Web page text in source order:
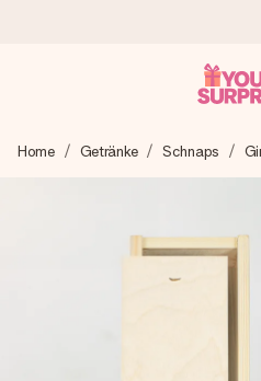
Wir bereiten dein Geschenk
blitzschnell – damit du es
Home Getränke Schnaps